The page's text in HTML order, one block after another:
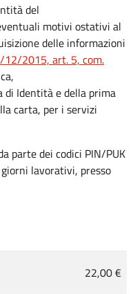
del
motivi ostativi al
delle informazioni
2015, art. 5, com.
di Identità e della prima
carta, per i servizi
parte dei codici PIN/PUK
lavorativi, presso
22,00 €